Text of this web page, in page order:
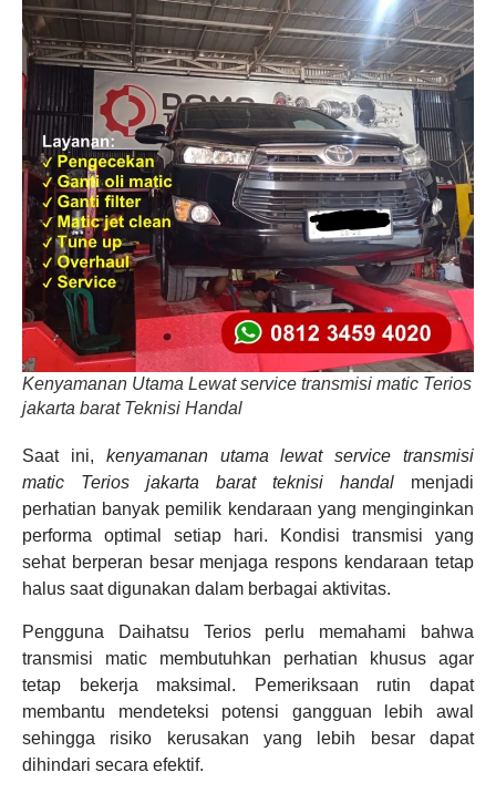
Kenyamanan Utama Lewat service transmisi matic Terios
jakarta barat Teknisi Handal
Saat ini, kenyamanan utama lewat service transmisi
matic Terios jakarta barat teknisi handal menjadi
perhatian banyak pemilik kendaraan yang menginginkan
performa optimal setiap hari. Kondisi transmisi yang
sehat berperan besar menjaga respons kendaraan tetap
halus saat digunakan dalam berbagai aktivitas.
Pengguna Daihatsu Terios perlu memahami bahwa
transmisi matic membutuhkan perhatian khusus agar
tetap bekerja maksimal. Pemeriksaan rutin dapat
membantu mendeteksi potensi gangguan lebih awal
sehingga risiko kerusakan yang lebih besar dapat
dihindari secara efektif.